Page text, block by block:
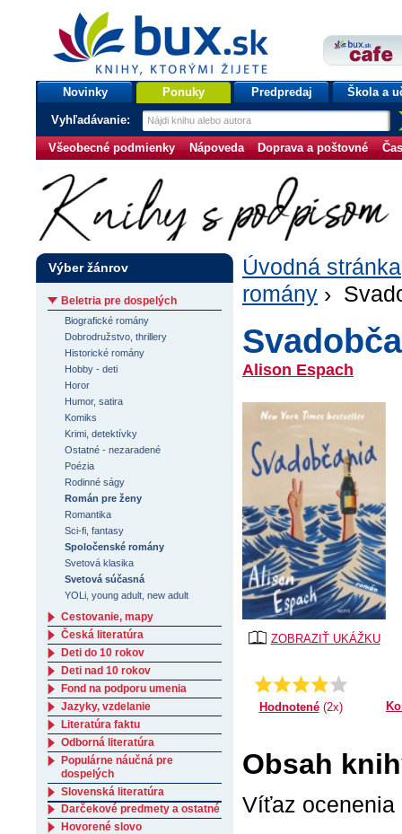
bux.sk
knihy, ktorými žijete
Úvodná stránka
Novinky Ponuky Predpredaj Škola a
Vyhľadávanie:
Všeobecné podmienky Nápoveda Doprava a poštovné
Úvodná stránka
romány ›
Alison Espach
ZOBRAZIŤ UKÁŽKU
Priemer:
3.5
Hodnotené(2x)
Obsah
Víťaz ocenenia
Výber žánrov
Beletria pre dospelých
Biografické romány
Dobrodružstvo, thrillery
Historické romány
Hobby - deti
Horor
Humor, satira
Komiks
Krimi, detektívky
Ostatné - nezaradené
Poézia
Rodinné ságy
Román pre ženy
Romantika
Sci-fi, fantasy
Spoločenské romány
Svetová klasika
Svetová súčasná
YOLi, young adult, new adult
Cestovanie, mapy
Česká literatúra
Deti do 10 rokov
Deti nad 10 rokov
Fond na podporu umenia
Jazyky, vzdelanie
Literatúra faktu
Odborná literatúra
Populárne náučná pre
dospelých
Slovenská literatúra
Darčekové predmety a ostatné
Hovorené slovo